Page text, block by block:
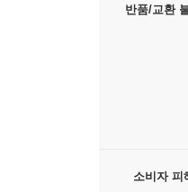
반품/교환
소비자 피